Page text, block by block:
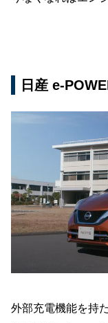
日産 e-
外部充電機能を持